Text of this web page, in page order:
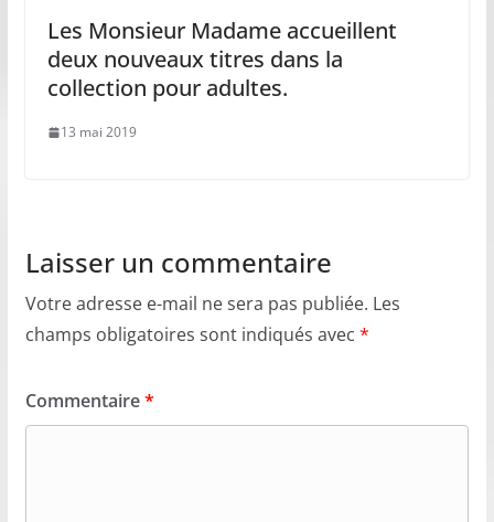
Les Monsieur Madame accueillent
deux nouveaux titres dans la
collection pour adultes.
13 mai 2019
Laisser un commentaire
Votre adresse e-mail ne sera pas publiée. Les
champs obligatoires sont indiqués avec *
Commentaire*